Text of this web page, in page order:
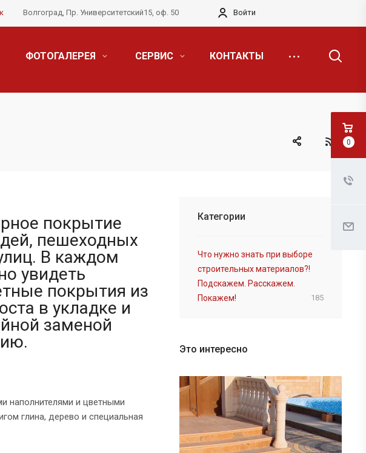
Волгоград, Пр. Университетский15, оф. 50 Войти
ФОТОГАЛЕРЕЯ СЕРВИС КОНТАКТЫ
покрытие
пешеходных
В каждом
увидеть
покрытия из
в укладке и
заменой
наполнителями и цветными
глина, дерево и специальная
Категории
Что нужно знать при выборе
строительных материалов?!
Подскажем. Расскажем.
Покажем!
185
Это интересно
0